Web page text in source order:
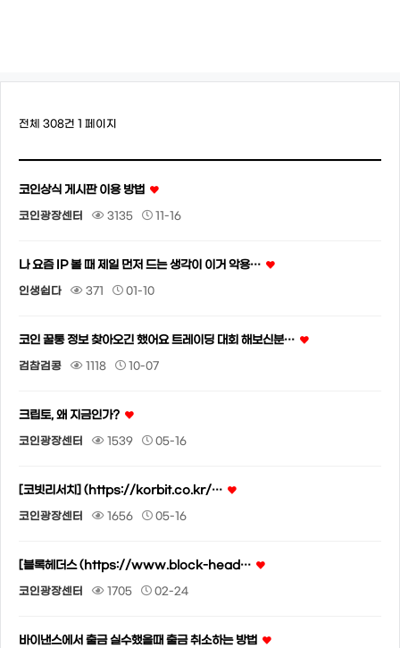
전체 308건 1 페이지
코인상식 게시판 이용 방법
코인광장센터 3135 11-16
나 요즘 IP 볼 때 제일 먼저 드는 생각이 이거 악용…
인생쉽다 371 01-10
코인 꿀통 정보 찾아오긴 했어요 트레이딩 대회 해보신분…
검참검콩 1118 10-07
크립토, 왜 지금인가?
코인광장센터 1539 05-16
[코빗리서치] (https://korbit.co.kr/…
코인광장센터 1656 05-16
[블록헤더스 (https://www.block-head…
코인광장센터 1705 02-24
바이낸스에서 출금 실수했을때 출금 취소하는 방법